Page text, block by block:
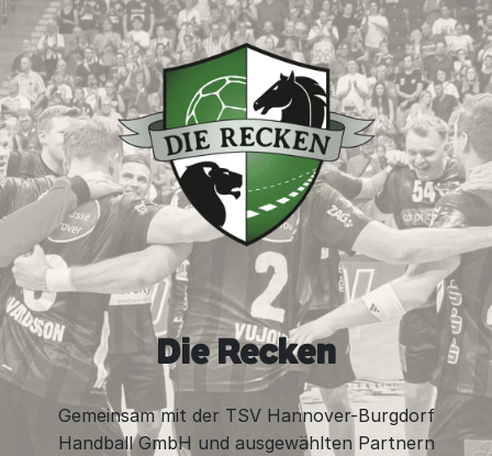
Die Recken
Gemeinsam mit der TSV Hannover-Burgdorf
Handball GmbH und ausgewählten Partnern